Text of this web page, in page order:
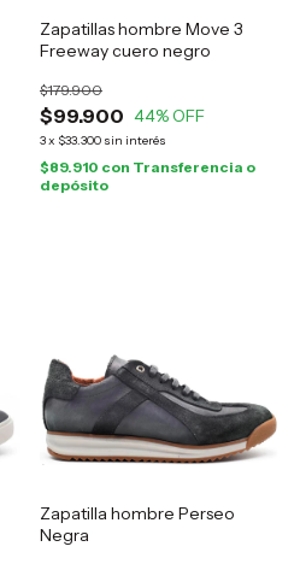
Zapatillas hombre Move 3
Freeway cuero negro
$99.900
$179.900
44% OFF
3x $33.300 sin interés
$89.910 con Transferencia o
depósito
Zapatilla hombre Perseo
Negra